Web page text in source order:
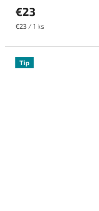
€23
Jednotková
€23 / 1 ks
Tip